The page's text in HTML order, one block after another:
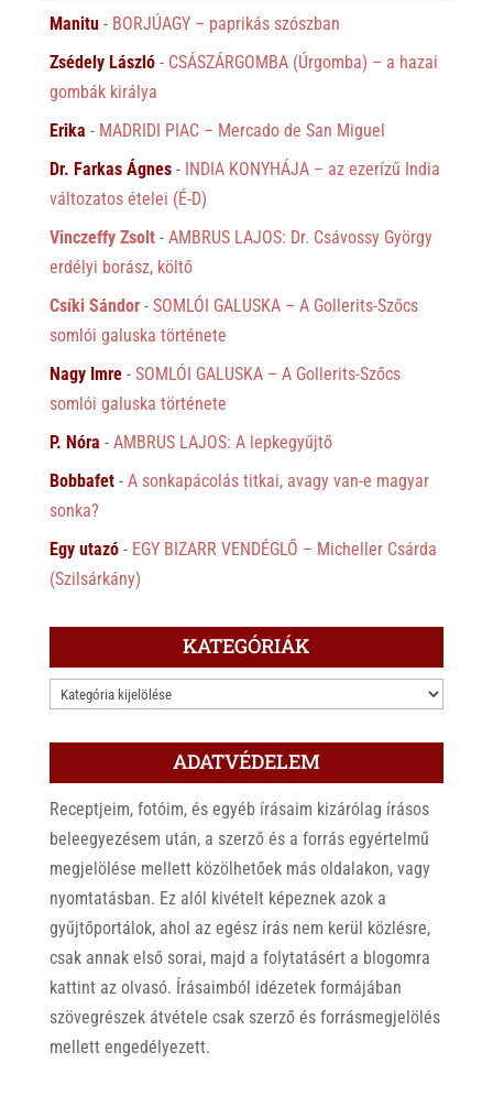
Manitu- BORJÚAGY – paprikás szószban
Zsédely László- CSÁSZÁRGOMBA (Úrgomba) – a hazai
gombák királya
Erika - MADRIDI PIAC – Mercado de San Miguel
Dr. Farkas Ágnes- INDIA KONYHÁJA – az ezerízű India
változatos ételei (É-D)
Vinczeffy Zsolt- AMBRUS LAJOS: Dr. Csávossy György
erdélyi borász, költő
Csíki Sándor- SOMLÓI GALUSKA – A Gollerits-Szőcs
somlói galuska története
Nagy Imre- SOMLÓI GALUSKA – A Gollerits-Szőcs
somlói galuska története
P. Nóra - AMBRUS LAJOS: A lepkegyűjtő
Bobbafet- A sonkapácolás titkai, avagy van-e magyar
sonka?
Egy utazó- EGY BIZARR VENDÉGLŐ – Micheller Csárda
(Szilsárkány)
KATEGÓRIÁK
KATEGÓRIÁK
ADATVÉDELEM
Receptjeim, fotóim, és egyéb írásaim kizárólag írásos
beleegyezésem után, a szerző és a forrás egyértelmű
megjelölése mellett közölhetőek más oldalakon, vagy
nyomtatásban. Ez alól kivételt képeznek azok a
gyűjtőportálok, ahol az egész írás nem kerül közlésre,
csak annak első sorai, majd a folytatásért a blogomra
kattint az olvasó. Írásaimból idézetek formájában
szövegrészek átvétele csak szerző és forrásmegjelölés
mellett engedélyezett.